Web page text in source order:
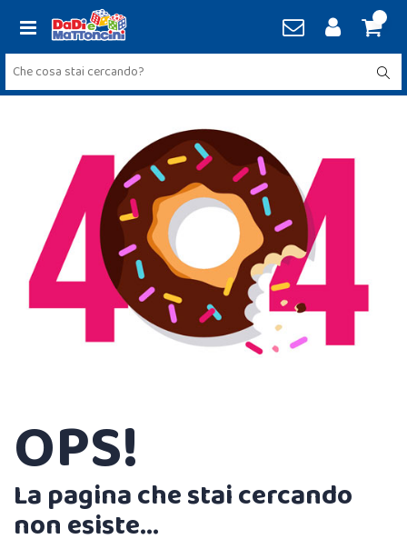
OPS!
La pagina che stai cercando
non esiste...